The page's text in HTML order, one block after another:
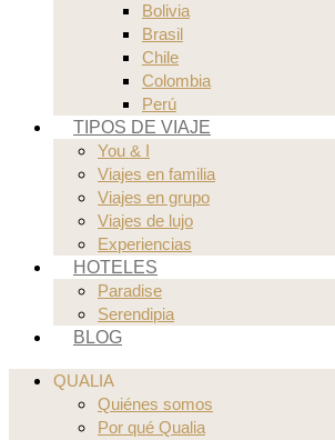
Bolivia
Brasil
Chile
Colombia
Perú
TIPOS DE VIAJE
You & I
Viajes en familia
Viajes en grupo
Viajes de lujo
Experiencias
HOTELES
Paradise
Serendipia
BLOG
QUALIA
Quiénes somos
Por qué Qualia